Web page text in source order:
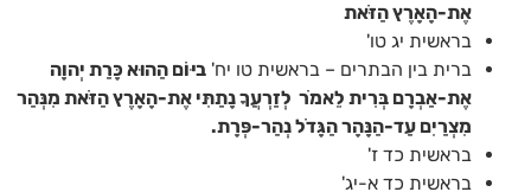
אֶת-הָאָרֶץ הַזֹּאת
בראשית יג טו'
ברית בין הבתרים – בראשית טו יח' ביּוֹם הַהוּא כָּרַת יְהוָה
אֶת-אַבְרָם בְּרִית לֵאמֹר לְזַרְעֲךָ נָתַתִּי אֶת-הָאָרֶץ הַזֹּאת מִנְּהַר
מִצְרַיִם עַד-הַנָּהָר הַגָּדֹל נְהַר-פְּרָת.
בראשית כד ז'
בראשית כד א-יג'